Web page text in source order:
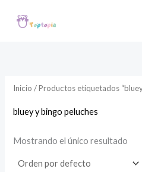
Inicio / Productos etiquetados
bluey y bingo peluches
Mostrando el único resultado